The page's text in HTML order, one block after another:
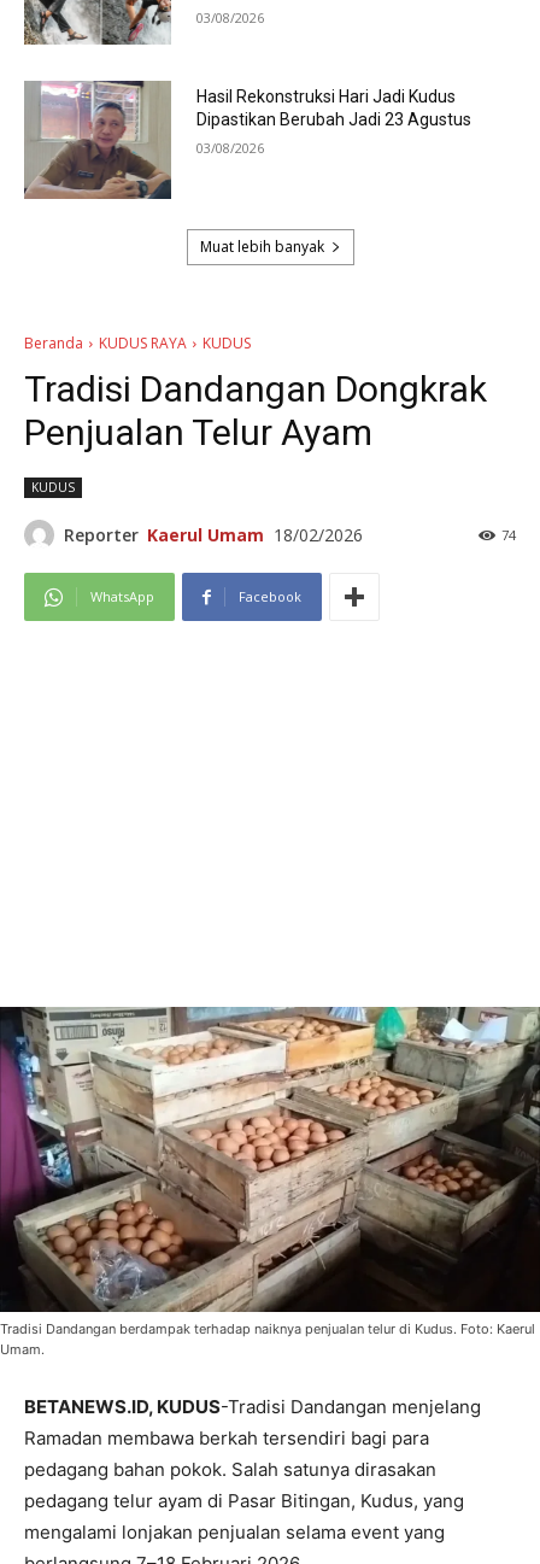
03/08/2026
Hasil Rekonstruksi Hari Jadi Kudus
Dipastikan Berubah Jadi 23 Agustus
03/08/2026
Muat lebih banyak